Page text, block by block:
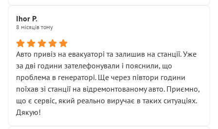
Далі ситуація тільки погіршилась:
• сказали, що тепер “потрібно знімати колеса”
• що біля авто стояти вже не можна
• почали озвучувати купу додаткових робіт без
чіткого пояснення
( ну все зняли та доробили) дякую!
Окремий момент, який виглядає абсурдно:
мені заявили, що бачок гальмівної рідини потрібно
міняти разом із головним гальмівним циліндром у
Ihor P.
8 місяців тому
Авто привіз на евакуаторі та залишив на станції. Уже
за дві години зателефонували і пояснили, що
проблема в генераторі. Ще через півтори години
поїхав зі станції на відремонтованому авто. Приємно,
що є сервіс, який реально виручає в таких ситуаціях.
Дякую!